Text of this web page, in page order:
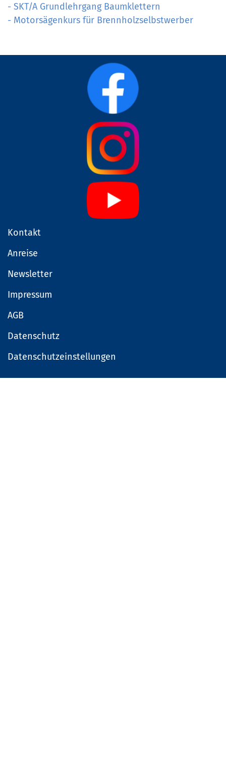
- SKT/A Grundlehrgang Baumklettern
- Motorsägenkurs für Brennholzselbstwerber
Kontakt
Anreise
Newsletter
Impressum
AGB
Datenschutz
Datenschutzeinstellungen